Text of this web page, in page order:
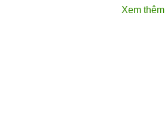
Xem thêm